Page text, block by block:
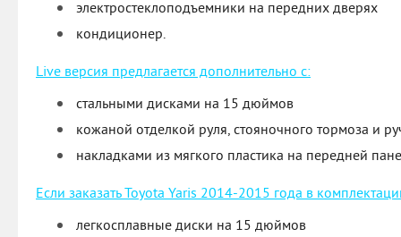
электростеклоподъемники на передних дверях
кондиционер.
Live версия предлагается дополнительно с:
стальными дисками на 15 дюймов
кожаной отделкой руля, стояночного тормоза и
накладками из мягкого пластика на передней
Если заказать Toyota Yaris 2014-2015 года в
легкосплавные диски на 15 дюймов